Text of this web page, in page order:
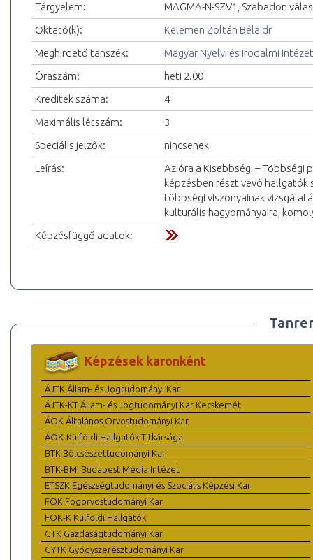
Tárgyelem:
MAGMA-N-SZV1, Szabadon
Oktató(k):
Kelemen Zoltán Béla dr
Meghirdető tanszék:
Magyar Nyelvi és Irodalmi Intézet
Óraszám:
heti 2.00
Kreditek száma:
4
Maximális létszám:
3
Speciális jelzők:
nincsenek
Leírás:
Az óra a Kisebbségi – Többségi
képzésben részt vevő hallgatók
többségi viszonyainak
kulturális hagyományaira,
Képzésfüggő adatok:
Képzések karonként
ÁJTK Állam- és Jogtudományi Kar
ÁJTK-KT Állam- és Jogtudományi Kar Kecskemét
ÁOK Általános Orvostudományi Kar
ÁOK-Külföldi Hallgatók Titkársága
BTK Bölcsészettudományi Kar
BTK-BMI Budapest Média Intézet
ETSZK Egészségtudományi és Szociális Képzési Kar
FOK Fogorvostudományi Kar
FOK-K Külföldi Hallgatók
GTK Gazdaságtudományi Kar
GYTK Gyógyszerésztudományi Kar